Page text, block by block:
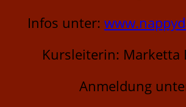
Infos unter:
Kursleiterin: Marketta
Anmeldung